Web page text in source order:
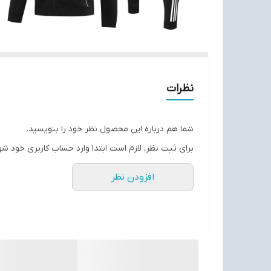
نظرات
شما هم درباره این محصول نظر خود را بنویسید.
برای ثبت نظر، لازم است ابتدا وارد حساب کاربری خود
افزودن نظر